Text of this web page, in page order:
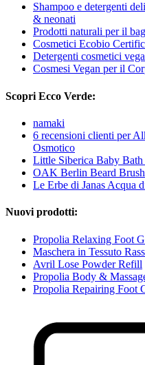
Shampoo e detergenti
& neonati
Prodotti naturali per il
Cosmetici Ecobio
Detergenti cosmetici
Cosmesi Vegan per il
Scopri Ecco Verde:
namaki
6 recensioni clienti per
Osmotico
Little Siberica Baby Bath
OAK Berlin Beard Brush
Le Erbe di Janas Acqua
Nuovi prodotti:
Propolia Relaxing Foot
Maschera in Tessuto
Avril Lose Powder Refill
Propolia Body &
Propolia Repairing Foot